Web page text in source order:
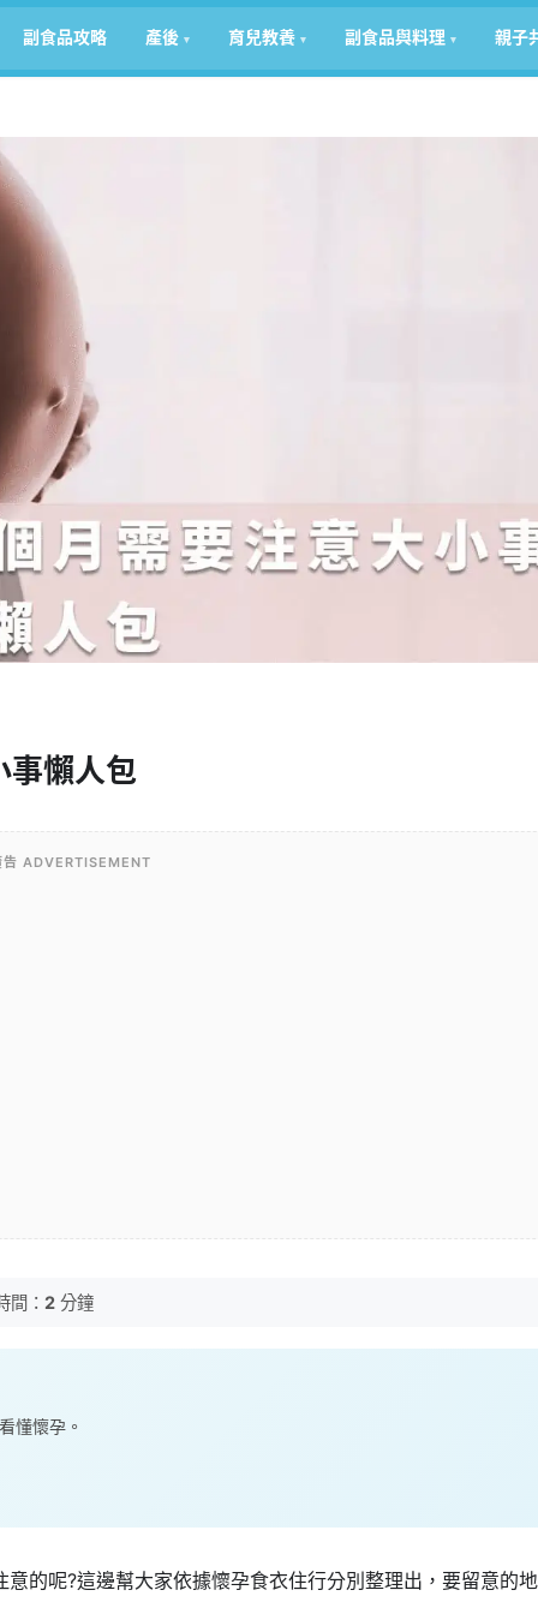
副食品攻略 產後 育兒教養 副食品與料理 親子
事懶人包
告 ADVERTISEMENT
間： 2 分鐘
懂懷孕。
的呢?這邊幫大家依據懷孕食衣住行分別整理出，要留意的地